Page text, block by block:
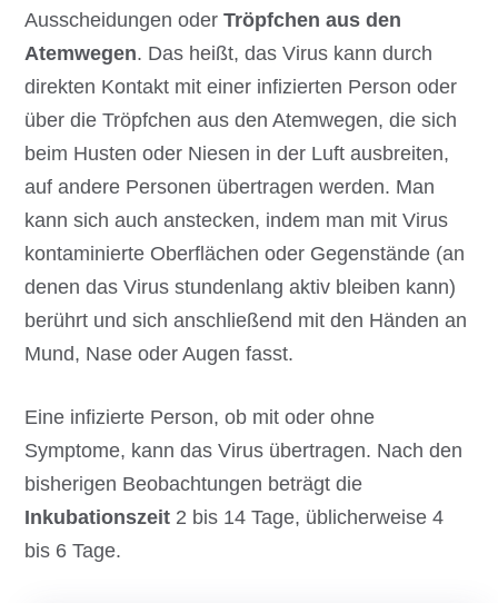
Ausscheidungen oderTröpfchen aus den
Atemwegen. Das heißt, das Virus kann durch
direkten Kontakt mit einer infizierten Person oder
über die Tröpfchen aus den Atemwegen, die sich
beim Husten oder Niesen in der Luft ausbreiten,
auf andere Personen übertragen werden. Man
kann sich auch anstecken, indem man mit Virus
kontaminierte Oberflächen oder Gegenstände (an
denen das Virus stundenlang aktiv bleiben kann)
berührt und sich anschließend mit den Händen an
Mund, Nase oder Augen fasst.
Eine infizierte Person, ob mit oder ohne
Symptome, kann das Virus übertragen. Nach den
bisherigen Beobachtungen beträgt die
Inkubationszeit 2 bis 14 Tage, üblicherweise 4
bis 6 Tage.